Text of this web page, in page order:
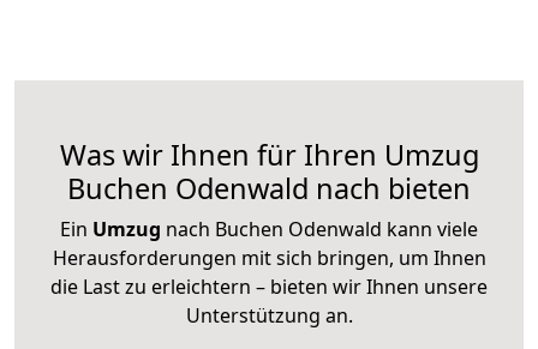
Was wir Ihnen für Ihren Umzug
Buchen Odenwald nach bieten
Ein Umzug nach Buchen Odenwald kann viele
Herausforderungen mit sich bringen, um Ihnen
die Last zu erleichtern – bieten wir Ihnen unsere
Unterstützung an.